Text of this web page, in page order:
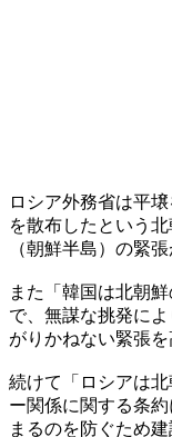
ロシア外務省は平
を散布したという
（朝鮮半島）の緊
また「韓国は北朝
で、無謀な挑発に
がりかねない緊張
続けて「ロシアは
ー関係に関する条
まるのを防ぐため